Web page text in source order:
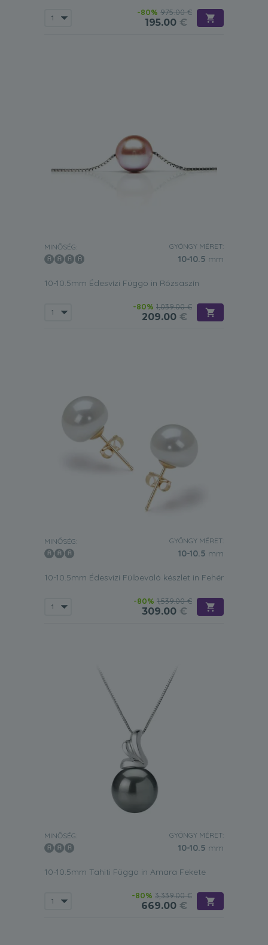
-80% 975.00 €
195.00 €
MINŐSÉG: GYÖNGY MÉRET:
10-10.5 mm
10-10.5mm Édesvízi Függo in Rózsaszín
-80% 1,039.00 €
209.00 €
MINŐSÉG: GYÖNGY MÉRET:
10-10.5 mm
10-10.5mm Édesvízi Fülbevaló készlet in Fehér
-80% 1,539.00 €
309.00 €
MINŐSÉG: GYÖNGY MÉRET:
10-10.5 mm
10-10.5mm Tahiti Függo in Amara Fekete
-80% 3,339.00 €
669.00 €